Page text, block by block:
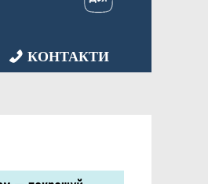
КОНТАКТИ